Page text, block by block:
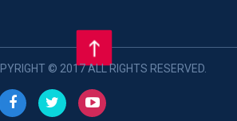
© 2017 ALL RIGHTS RESERVED.